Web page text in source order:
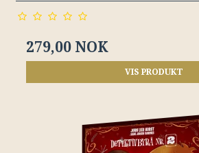
279,00 NOK
VIS PRODUKT